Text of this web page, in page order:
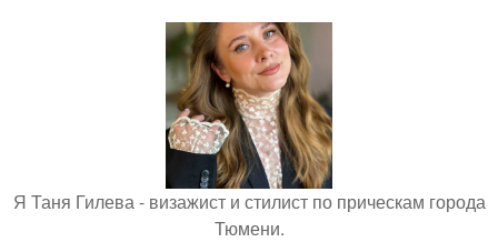
Я Таня Гилева - визажист и стилист по прическам города
Тюмени.